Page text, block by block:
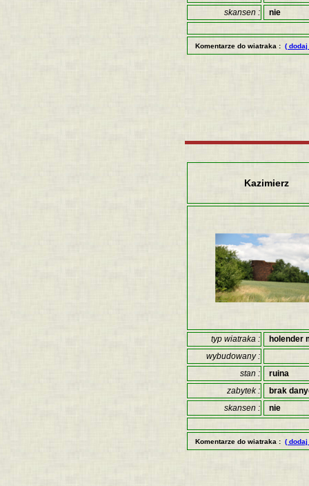
skansen : nie
Komentarze do wiatraka : (
Kazimierz
typ wiatraka :
holender
wybudowany :
stan :
ruina
zabytek :
brak
skansen :
nie
Komentarze do wiatraka : (